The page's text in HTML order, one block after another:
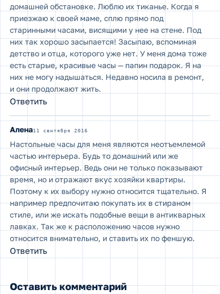
домашней обстановке. Люблю их тиканье. Когда я
приезжаю к своей маме, сплю прямо под
старинными часами, висящими у нее на стене. Под
них так хорошо засыпается! Засыпаю, вспоминая
детство и отца, которого уже нет. У меня дома тоже
есть старые, красивые часы — папин подарок. Я на
них не могу надышаться. Недавно носила в ремонт,
и они продолжают жить.
Ответить
Алена11 сентября 2016
Настольные часы для меня являются неотъемлемой
частью интерьера. Будь то домашний или же
офисный интерьер. Ведь они не только показывают
время, но и отражают вкус хозяйки квартиры.
Поэтому к их выбору нужно относится тщательно. Я
например предпочитаю покупать их в стираном
стиле, или же искать подобные вещи в антикварных
лавках. Так же к расположению часов нужно
относится внимательно, и ставить их по феншую.
Ответить
Оставить комментарий